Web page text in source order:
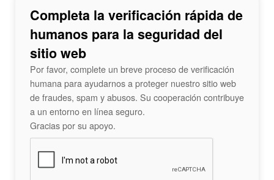
Completa la verificación rápida de
humanos para la seguridad del
sitio web
Por favor, complete un breve proceso de verificación
humana para ayudarnos a proteger nuestro sitio web
de fraudes, spam y abusos. Su cooperación contribuye
a un entorno en línea seguro.
Gracias por su apoyo.